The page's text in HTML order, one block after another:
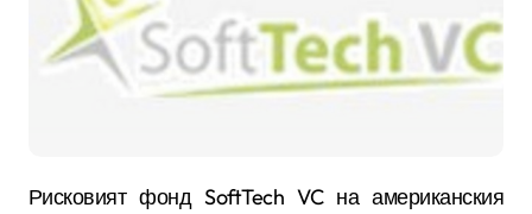
Рисковият фонд SoftTech VC на американския